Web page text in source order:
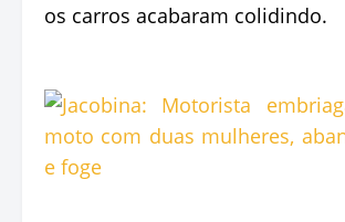
os carros acabaram colidindo.